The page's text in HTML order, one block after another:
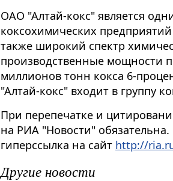
ОАО "Алтай-кокс" является
коксохимических
также широкий спектр
производственные мощности
миллионов тонн кокса 6-
"Алтай-кокс" входит в группу
При перепечатке и
на РИА "Новости"
гиперссылка на сайт http://
Другие новости